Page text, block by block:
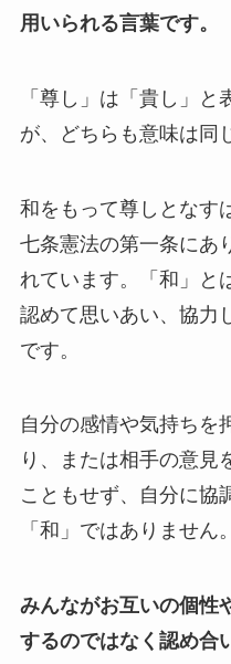
用いられる言葉です。
「尊し」は「貴し」
が、どちらも意味は同
和をもって尊しとなす
七条憲法の第一条にあ
れています。「和」と
認めて思いあい、協力
です。
自分の感情や気持ちを
り、または相手の意見
こともせず、自分に協
「和」ではありません。
みんながお互いの個性
するのではなく認め合